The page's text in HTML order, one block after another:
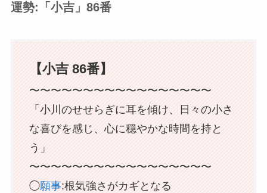
運勢:「小吉」86番
【小吉 86番】
〜〜〜〜〜〜〜〜〜〜〜〜〜〜〜〜〜
「小川のせせらぎに耳を傾け、日々の小さ
な喜びを感じ、心に穏やかな時間を持と
う」
〜〜〜〜〜〜〜〜〜〜〜〜〜〜〜〜〜
◯願事:根気強さがカギとなる